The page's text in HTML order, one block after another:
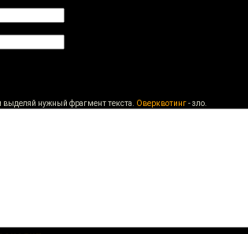
выделяй нужный фрагмент текста. Оверквотинг- зло.